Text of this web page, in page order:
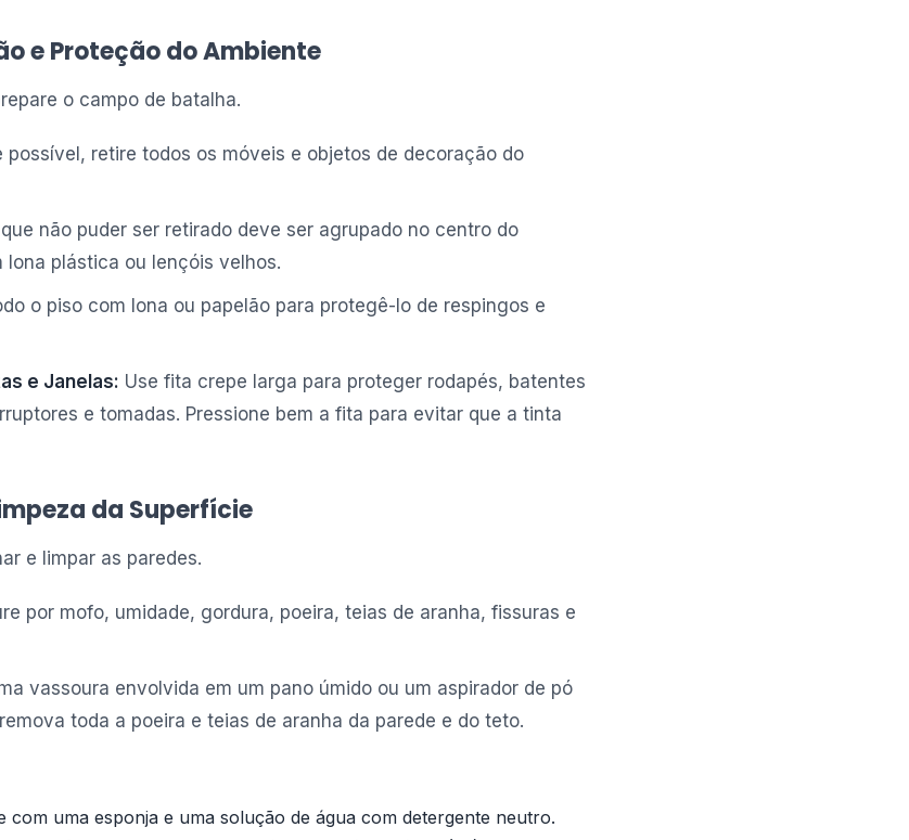
e Proteção do Ambiente
o campo de batalha.
possível, retire todos os móveis e objetos de decoração do
não puder ser retirado deve ser agrupado no centro do
plástica ou lençóis velhos.
o piso com lona ou papelão para protegê-lo de respingos e
e Janelas: Use fita crepe larga para proteger rodapés, batentes
e tomadas. Pressione bem a fita para evitar que a tinta
da Superfície
e limpar as paredes.
por mofo, umidade, gordura, poeira, teias de aranha, fissuras e
vassoura envolvida em um pano úmido ou um aspirador de pó
toda a poeira e teias de aranha da parede e do teto.
com uma esponja e uma solução de água com detergente neutro.